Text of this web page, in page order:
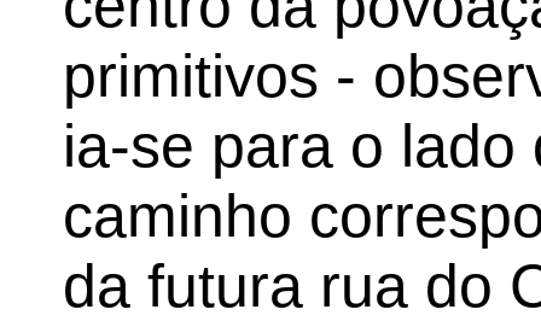
primitivos -
ia-se para o lado
caminho
da futura rua do